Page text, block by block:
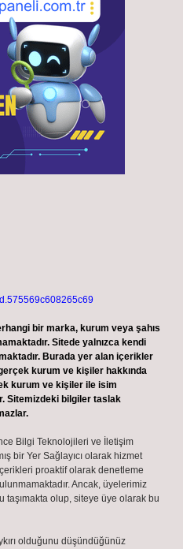
bir marka, kurum veya şahıs
Sitede yalnızca kendi
Burada yer alan içerikler
kurum ve kişiler hakkında
kurum ve kişiler ile isim
Sitemizdeki bilgiler taslak
Bilgi Teknolojileri ve İletişim
bir Yer Sağlayıcı olarak hizmet
proaktif olarak denetleme
Ancak, üyelerimiz
taşımakta olup, siteye üye olarak bu
olduğunu düşündüğünüz